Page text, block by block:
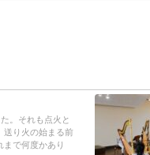
。それも点火と
送り火の始まる前
で何度かあり